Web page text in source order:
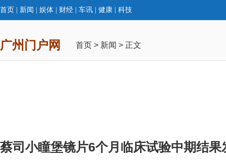
首页 新闻 娱体 财经 车讯 健康 科技
广州门户网 首页 > 新闻 > 正文
蔡司小瞳堡镜片6个月临床试验中期结